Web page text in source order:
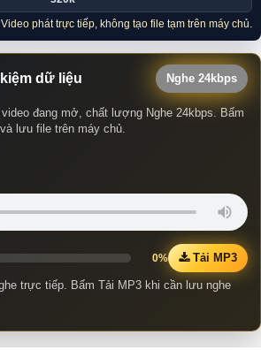
Video phát trực tiếp, không tạo file tạm trên máy chủ.
dữ liệu Nghe 24kbps
đang mở, chất lượng Nghe 24kbps. Bấm
lưu file trên máy chủ.
0% Tải MP3
trực tiếp. Bấm Tải MP3 khi cần lưu nghe